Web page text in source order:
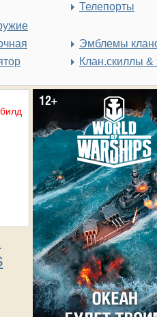
Телепорты
Эмблемы
Клан.скиллы &